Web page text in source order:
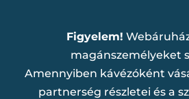
Figyelem!
magánszemélyeket
Amennyiben kávézóként
partnerség részletei és a